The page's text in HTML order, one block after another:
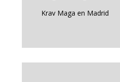
Krav Maga en Madrid